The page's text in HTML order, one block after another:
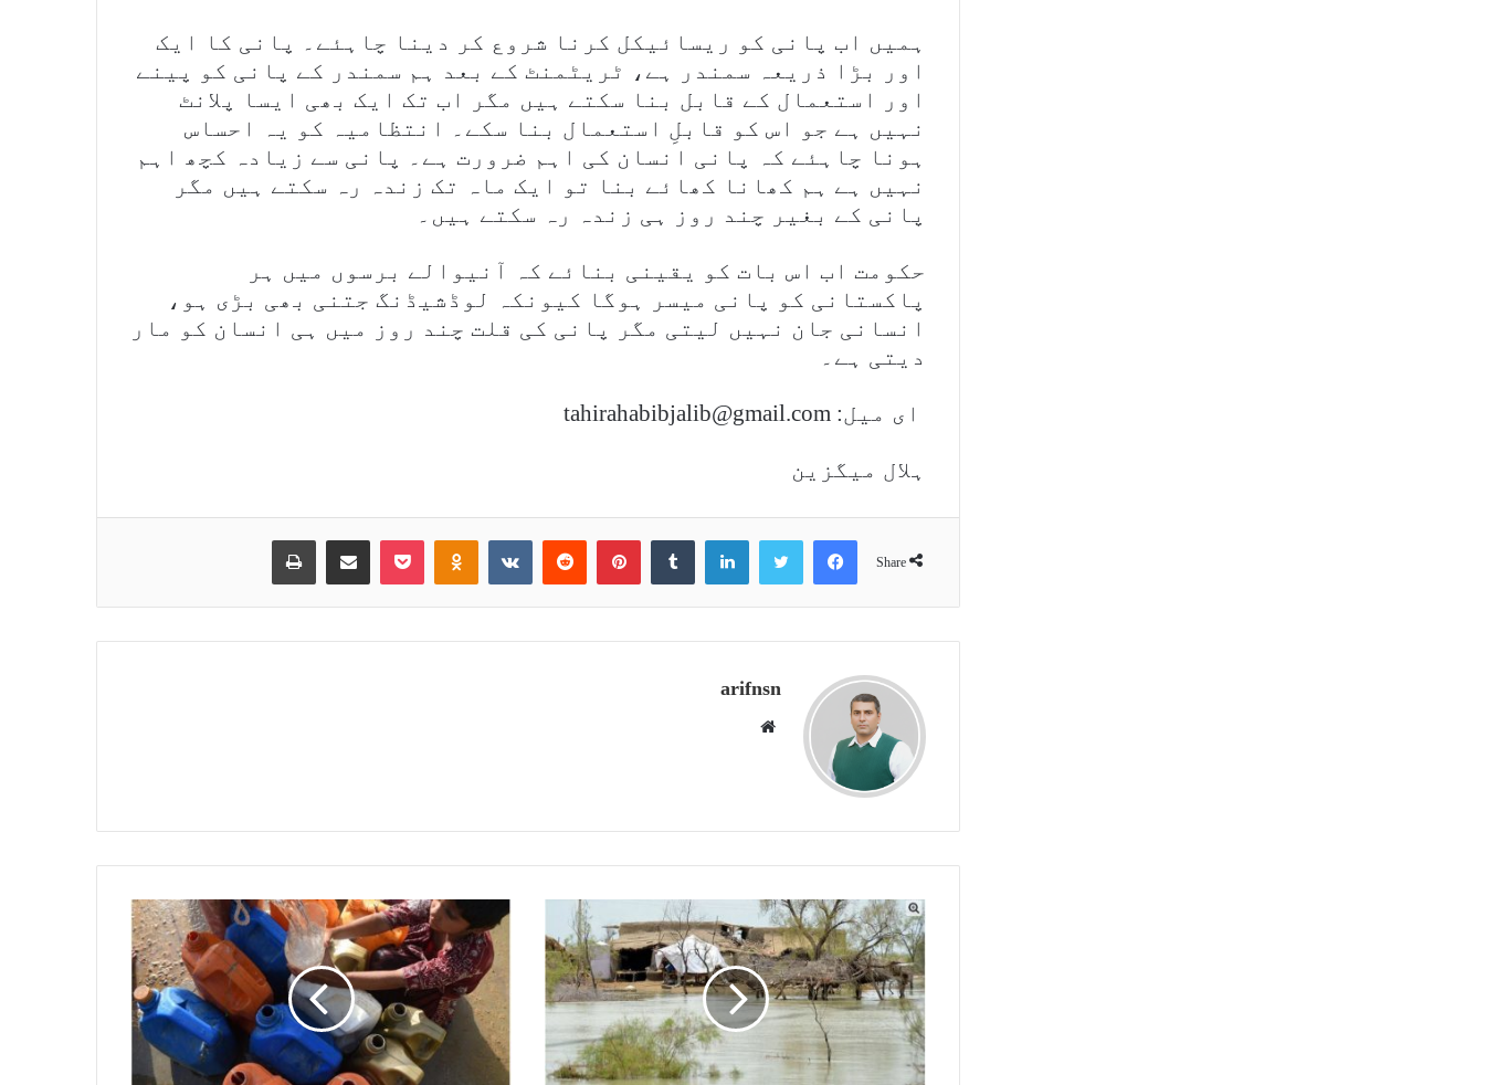
ہمیں اب پانی کو ریسائیکل کرنا شروع کر دینا چاہئے۔ پانی کا ایک
اور بڑا ذریعہ سمندر ہے، ٹریٹمنٹ کے بعد ہم سمندر کے پانی کو پینے
اور استعمال کے قابل بنا سکتے ہیں مگر اب تک ایک بھی ایسا پلانٹ
نہیں ہے جو اس کو قابلِ استعمال بنا سکے۔ انتظامیہ کو یہ احساس
ہونا چاہئے کہ پانی انسان کی اہم ضرورت ہے۔ پانی سے زیادہ کچھ اہم
نہیں ہے ہم کھانا کھائے بنا تو ایک ماہ تک زندہ رہ سکتے ہیں مگر
پانی کے بغیر چند روز ہی زندہ رہ سکتے ہیں۔
حکومت اب اس بات کو یقینی بنائے کہ آنیوالے برسوں میں ہر
پاکستانی کو پانی میسر ہوگا کیونکہ لوڈشیڈنگ جتنی بھی بڑی ہو،
انسانی جان نہیں لیتی مگر پانی کی قلت چند روز میں ہی انسان کو مار
دیتی ہے۔
ای میل: tahirahabibjalib@gmail.com
ہلال میگزین
Share
Facebook
LinkedIn
arifnsn
i